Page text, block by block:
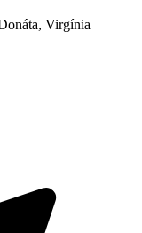
Virgínia